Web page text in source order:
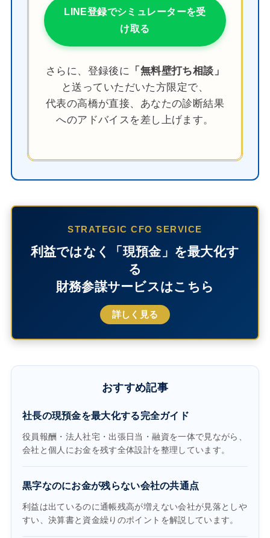
LINE登録でシミュレーターを受
け取る
さらに、登録後に 「無料壁打ち相談」
と送っていただいた方限定で、
代表の高橋が直接、あなたの診断結果
へのアドバイスを差し上げます。
STRATEGIC CFO SERVICE
利益ではなく「現預金」を最大化す
る
財務参謀サービスはこちら
詳しく見る
おすすめ記事
社長の現預金を最大化する完全ガイド
役員報酬・法人社宅・出張日当・融資を一体で見ながら、
会社と個人にお金を残す全体設計を整理しています。
黒字なのにお金が残らない会社の共通点
利益は出ているのに通帳残高が増えない会社が見落としや
すい、決算書と資金繰りのポイントを解説しています。